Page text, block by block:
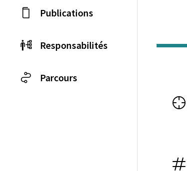
Publications
Responsabilités
Parcours